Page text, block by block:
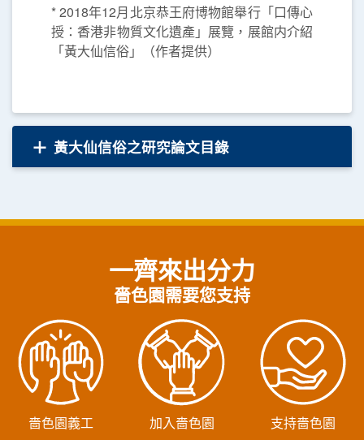
* 2018年12月北京恭王府博物館舉行「口傳心
授：香港非物質文化遺產」展覽，展館内介紹
「黃大仙信俗」（作者提供）
黃大仙信俗之研究論文目錄
一齊來出分力
嗇色園需要您支持
嗇色園義工 加入嗇色園 支持嗇色園